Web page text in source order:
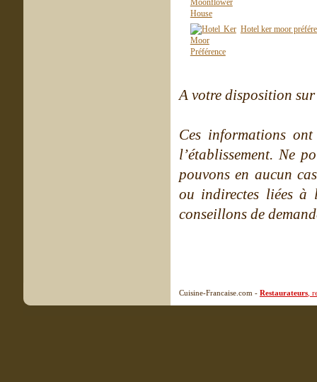
Hotel ker moor
A votre disposition
Ces informations
l’établissement. Ne
pouvons en aucun
ou indirectes liées à
conseillons de
Cuisine-Francaise.com - Restaurateurs ,